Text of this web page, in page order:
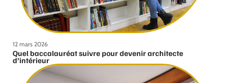
12 mars 2026
Quel baccalauréat suivre pour devenir architecte
d’intérieur